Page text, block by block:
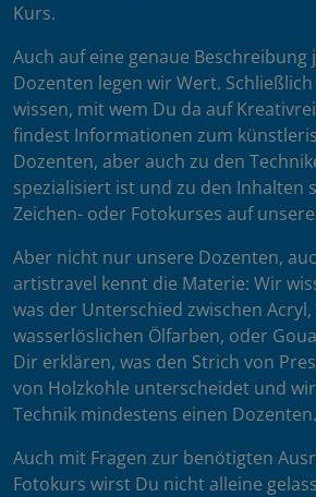
Kurs.
Auch auf eine genaue Beschreibung
Dozenten legen wir Wert.
wissen, mit wem Du da auf
findest Informationen zum
Dozenten, aber auch zu den
spezialisiert ist und zu den Inhalten
Zeichen- oder Fotokurses auf
Aber nicht nur unsere Dozenten,
artistravel kennt die Materie: Wir
was der Unterschied zwischen Acryl,
wasserlöslichen Ölfarben, oder
Dir erklären, was den Strich von
von Holzkohle unterscheidet und
Technik mindestens einen Dozenten.
Auch mit Fragen zur benötigten
Fotokurs wirst Du nicht alleine